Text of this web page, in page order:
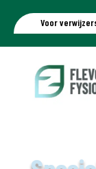
Voor